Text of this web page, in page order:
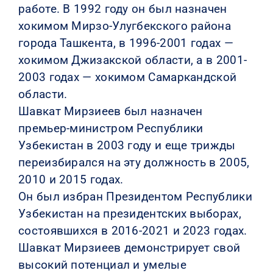
работе. В 1992 году он был назначен
хокимом Мирзо-Улугбекского района
города Ташкента, в 1996-2001 годах —
хокимом Джизакской области, а в 2001-
2003 годах — хокимом Самаркандской
области.
Шавкат Мирзиеев был назначен
премьер-министром Республики
Узбекистан в 2003 году и еще трижды
переизбирался на эту должность в 2005,
2010 и 2015 годах.
Он был избран Президентом Республики
Узбекистан на президентских выборах,
состоявшихся в 2016-2021 и 2023 годах.
Шавкат Мирзиеев демонстрирует свой
высокий потенциал и умелые